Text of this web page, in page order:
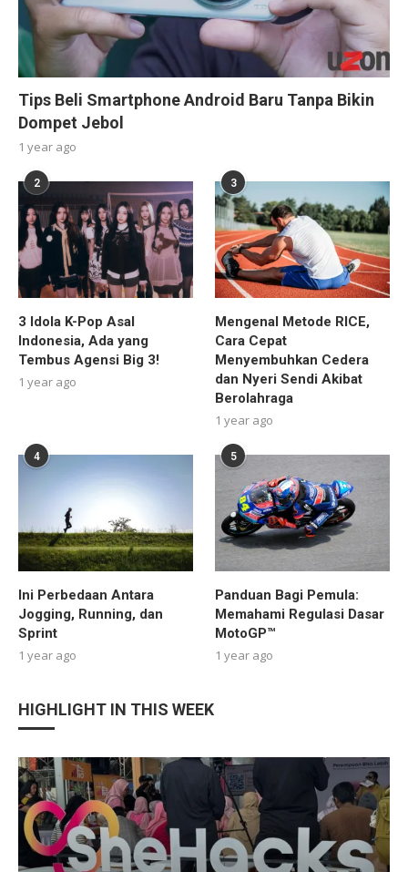
Tips Beli Smartphone Android Baru Tanpa Bikin
Dompet Jebol
1 year ago
2
3 Idola K-Pop Asal
Indonesia, Ada yang
Tembus Agensi Big 3!
1 year ago
3
Mengenal Metode RICE,
Cara Cepat
Menyembuhkan Cedera
dan Nyeri Sendi Akibat
Berolahraga
1 year ago
4
Ini Perbedaan Antara
Jogging, Running, dan
Sprint
1 year ago
5
Panduan Bagi Pemula:
Memahami Regulasi Dasar
MotoGP™
1 year ago
HIGHLIGHT IN THIS WEEK